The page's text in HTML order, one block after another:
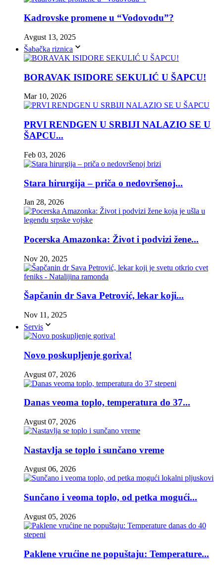
Kadrovske promene u “Vodovodu”?
Avgust 13, 2025
Šabačka riznica
BORAVAK ISIDORE SEKULIĆ U ŠAPCU!
Mar 10, 2026
PRVI RENDGEN U SRBIJI NALAZIO SE U
ŠAPCU...
Feb 03, 2026
Stara hirurgija – priča o nedovršenoj...
Jan 28, 2026
Pocerska Amazonka: Život i podvizi žene...
Nov 20, 2025
Šapčanin dr Sava Petrović, lekar koji...
Nov 11, 2025
Servis
Novo poskupljenje goriva!
Avgust 07, 2026
Danas veoma toplo, temperatura do 37...
Avgust 07, 2026
Nastavlja se toplo i sunčano vreme
Avgust 06, 2026
Sunčano i veoma toplo, od petka mogući...
Avgust 05, 2026
Paklene vrućine ne popuštaju: Temperature...